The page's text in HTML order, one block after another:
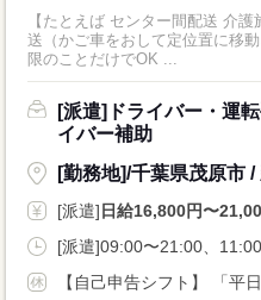
【たとえば センター間配送 介
送（かご車をおして定位置に移
限のことだけでOK ...
[派遣]ドライバー・運
イバー補助
[勤務地]/千葉県茂原市 /
[派遣] 日給16,800円〜
[派遣]09:00〜21:00、